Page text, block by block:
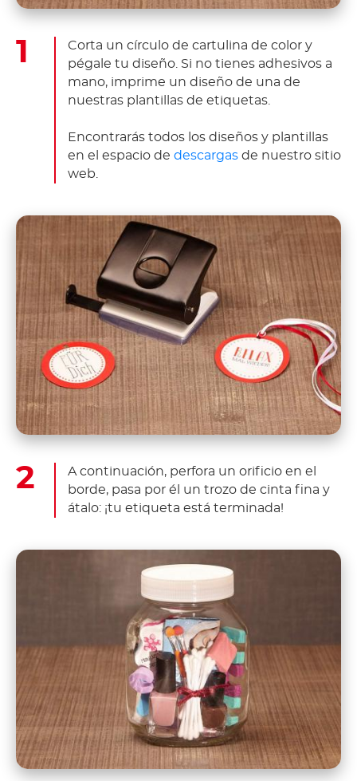
Corta un círculo de cartulina de color y
pégale tu diseño. Si no tienes adhesivos a
mano, imprime un diseño de una de
nuestras plantillas de etiquetas.
Encontrarás todos los diseños y plantillas
en el espacio de descargas de nuestro sitio
web.
A continuación, perfora un orificio en el
borde, pasa por él un trozo de cinta fina y
átalo: ¡tu etiqueta está terminada!